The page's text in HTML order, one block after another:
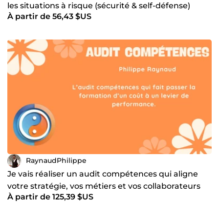
les situations à risque (sécurité & self-défense)
À partir de 56,43 $US
RaynaudPhilippe
Je vais réaliser un audit compétences qui aligne
votre stratégie, vos métiers et vos collaborateurs
À partir de 125,39 $US